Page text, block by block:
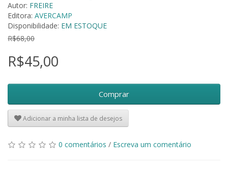
Autor: FREIRE
Editora: AVERCAMP
Disponibilidade: EM ESTOQUE
R$68,00
R$45,00
Comprar
Adicionar a minha lista de desejos
0 comentários / Escreva um comentário